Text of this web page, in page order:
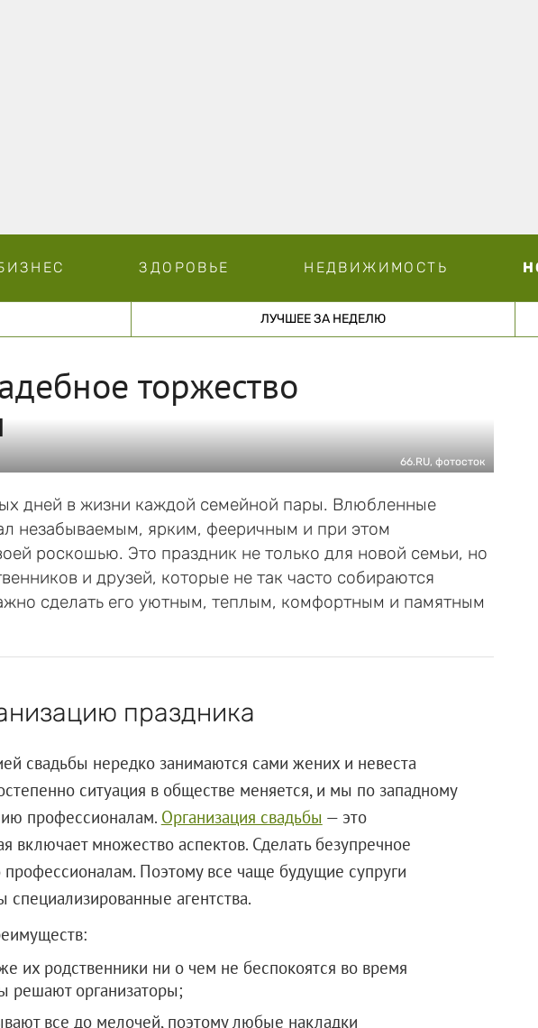
ЗДОРОВЬЕ НЕДВИЖИМОСТЬ
ЛУЧШЕЕ ЗА НЕДЕЛЮ
торжество
66.RU, фотосток
дней в жизни каждой семейной пары. Влюбленные
незабываемым, ярким, фееричным и при этом
роскошью. Это праздник не только для новой семьи, но
и друзей, которые не так часто собираются
сделать его уютным, теплым, комфортным и памятным
праздника
свадьбы нередко занимаются сами жених и невеста
ситуация в обществе меняется, и мы по западному
профессионалам. Организация свадьбы — это
включает множество аспектов. Сделать безупречное
профессионалам. Поэтому все чаще будущие супруги
агентства.
их родственники ни о чем не беспокоятся во время
решают организаторы;
все до мелочей, поэтому любые накладки